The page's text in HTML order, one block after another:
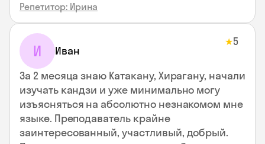
Репетитор: Ирина
И Иван
★5
За 2 месяца знаю Катакану, Хирагану, начали
изучать кандзи и уже минимально могу
изъясняться на абсолютно незнакомом мне
языке. Преподаватель крайне
заинтересованный, участливый, добрый.